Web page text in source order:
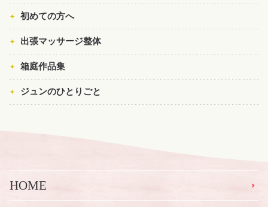
初めての方へ
出張マッサージ整体
箱庭作品集
ジュンのひとりごと
HOME